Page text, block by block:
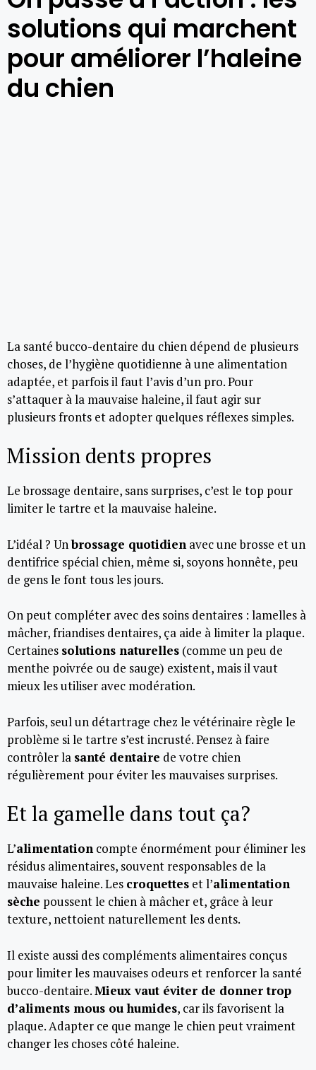
solutions qui marchent
pour améliorer l’haleine
du chien
La santé bucco-dentaire du chien dépend de plusieurs
choses, de l’hygiène quotidienne à une alimentation
adaptée, et parfois il faut l’avis d’un pro. Pour
s’attaquer à la mauvaise haleine, il faut agir sur
plusieurs fronts et adopter quelques réflexes simples.
Mission dents propres
Le brossage dentaire, sans surprises, c’est le top pour
limiter le tartre et la mauvaise haleine.
L’idéal ? Unbrossage quotidien avec une brosse et un
dentifrice spécial chien, même si, soyons honnête, peu
de gens le font tous les jours.
On peut compléter avec des soins dentaires : lamelles à
mâcher, friandises dentaires, ça aide à limiter la plaque.
Certaines solutions naturelles (comme un peu de
menthe poivrée ou de sauge) existent, mais il vaut
mieux les utiliser avec modération.
Parfois, seul un détartrage chez le vétérinaire règle le
problème si le tartre s’est incrusté. Pensez à faire
contrôler la santé dentaire de votre chien
régulièrement pour éviter les mauvaises surprises.
Et la gamelle dans tout ça?
L’alimentation compte énormément pour éliminer les
résidus alimentaires, souvent responsables de la
mauvaise haleine. Les croquettes et l’alimentation
sèche poussent le chien à mâcher et, grâce à leur
texture, nettoient naturellement les dents.
Il existe aussi des compléments alimentaires conçus
pour limiter les mauvaises odeurs et renforcer la santé
bucco-dentaire.Mieux vaut éviter de donner trop
d’aliments mous ou humides, car ils favorisent la
plaque. Adapter ce que mange le chien peut vraiment
changer les choses côté haleine.